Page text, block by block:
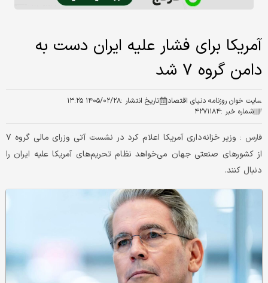
آمریکا برای فشار علیه ایران دست به
دامن گروه ۷ شد
سایت خوان روزنامه دنیای اقتصاد تاریخ انتشار :۱۴۰۵/۰۲/۲۸ ۱۳:۲۵
شماره خبر :۴۲۷۱۱۸۴
فارس :
وزیر خزانه‌داری آمریکا اعلام کرد در نشست آتی وزرای مالی گروه ۷
از کشورهای صنعتی جهان می‌خواهد نظام تحریم‌های آمریکا علیه ایران را
دنبال کنند.